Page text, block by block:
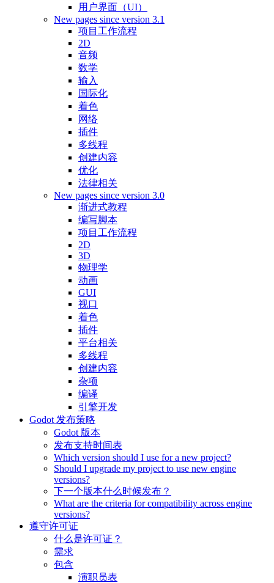
用户界面（UI）
New pages since version 3.1
项目工作流程
2D
音频
数学
输入
国际化
着色
网络
插件
多线程
创建内容
优化
法律相关
New pages since version 3.0
渐进式教程
编写脚本
项目工作流程
2D
3D
物理学
动画
GUI
视口
着色
插件
平台相关
多线程
创建内容
杂项
编译
引擎开发
Godot 发布策略
Godot 版本
发布支持时间表
Which version should I use for a new project?
Should I upgrade my project to use new engine
versions?
下一个版本什么时候发布？
What are the criteria for compatibility across engine
versions?
遵守许可证
什么是许可证？
需求
包含
演职员表